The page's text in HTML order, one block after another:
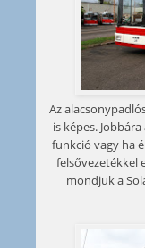
Az
is képes.
funkció vagy ha
felsővezetékkel
mondjuk a